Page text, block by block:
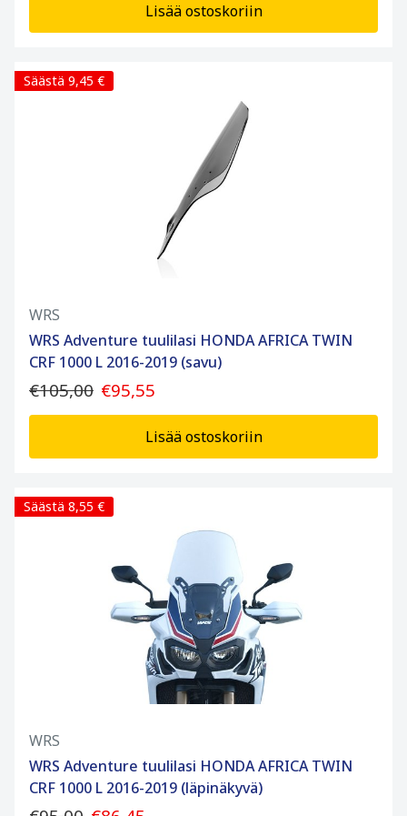
Lisää ostoskoriin
Säästä 9,45 €
WRS
WRS Adventure tuulilasi HONDA AFRICA TWIN
CRF 1000 L 2016-2019 (savu)
€105,00 €95,55
Lisää ostoskoriin
Säästä 8,55 €
WRS
WRS Adventure tuulilasi HONDA AFRICA TWIN
CRF 1000 L 2016-2019 (läpinäkyvä)